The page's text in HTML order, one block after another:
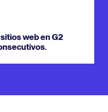
web en G2